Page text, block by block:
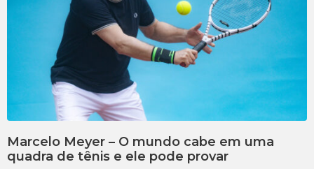
Marcelo Meyer – O mundo cabe em uma
quadra de tênis e ele pode provar